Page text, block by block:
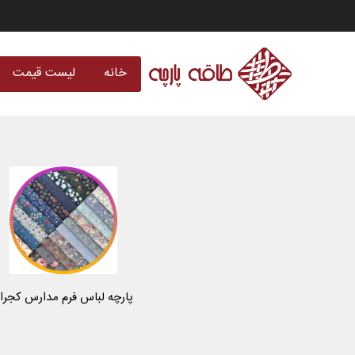
خانه لیست قیمت
پارچه لباس فرم مدارس